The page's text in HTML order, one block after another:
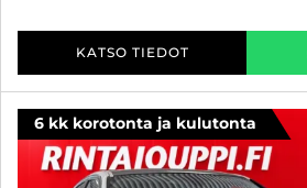
KATSO TIEDOT
6 kk korotonta ja kulutonta